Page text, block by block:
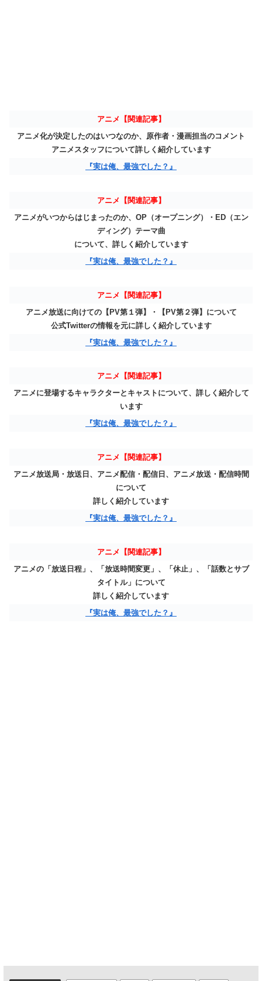
アニメ【関連記事】
アニメ化が決定したのはいつなのか、原作者・漫画担当のコメント
アニメスタッフについて詳しく紹介しています
『実は俺、最強でした？』
アニメ【関連記事】
アニメがいつからはじまったのか、OP（オープニング）・ED（エン
ディング）テーマ曲
について、詳しく紹介しています
『実は俺、最強でした？』
アニメ【関連記事】
アニメ放送に向けての【PV第１弾】・【PV第２弾】について
公式Twitterの情報を元に詳しく紹介しています
『実は俺、最強でした？』
アニメ【関連記事】
アニメに登場するキャラクターとキャストについて、詳しく紹介して
います
『実は俺、最強でした？』
アニメ【関連記事】
アニメ放送局・放送日、アニメ配信・配信日、アニメ放送・配信時間
について
詳しく紹介しています
『実は俺、最強でした？』
アニメ【関連記事】
アニメの「放送日程」、「放送時間変更」、「休止」、「話数とサブ
タイトル」について
詳しく紹介しています
『実は俺、最強でした？』